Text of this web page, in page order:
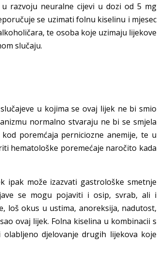
razvoju neuralne cijevi u dozi od 5 mg
se uzimati folnu kiselinu i mjesec
te osoba koje uzimaju lijekove
slučaju.
u kojima se ovaj lijek ne bi smio
normalno stvaraju ne bi se smjela
poremćaja perniciozne anemije, te u
hematološke poremećaje naročito kada
ipak može izazvati gastrološke smetnje
se mogu pojaviti i osip, svrab, ali i
loš okus u ustima, anoreksija, nadutost,
ovaj lijek. Folna kiselina u kombinacii s
djelovanje drugih lijekova koje